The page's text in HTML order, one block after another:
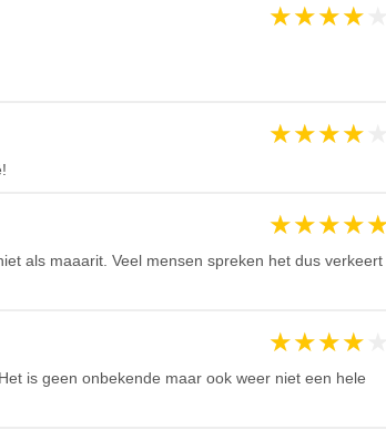
★★★★
★★★★
★★★★
als maaarit. Veel mensen spreken het dus verkeert
★★★★
is geen onbekende maar ook weer niet een hele